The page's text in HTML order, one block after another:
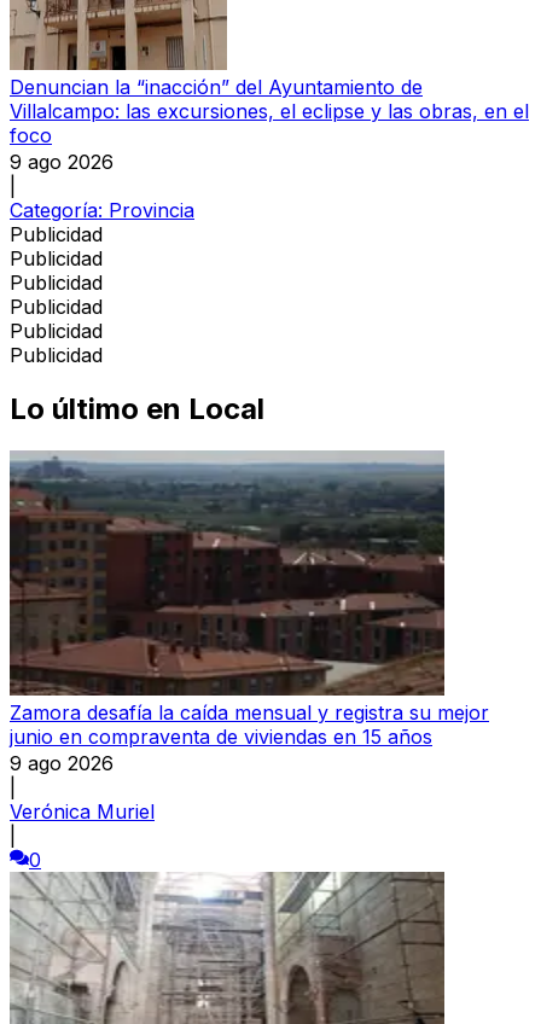
Denuncian la “inacción” del Ayuntamiento de
Villalcampo: las excursiones, el eclipse y las obras, en el
foco
9 ago 2026
Categoría: Provincia
Publicidad
Publicidad
Publicidad
Publicidad
Publicidad
Publicidad
Lo último en Local
Zamora desafía la caída mensual y registra su mejor
junio en compraventa de viviendas en 15 años
9 ago 2026
Verónica Muriel
0